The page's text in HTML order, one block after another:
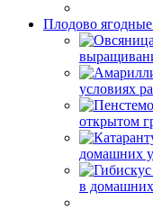
Плодово
условиях
открытом
домашних
в домашних